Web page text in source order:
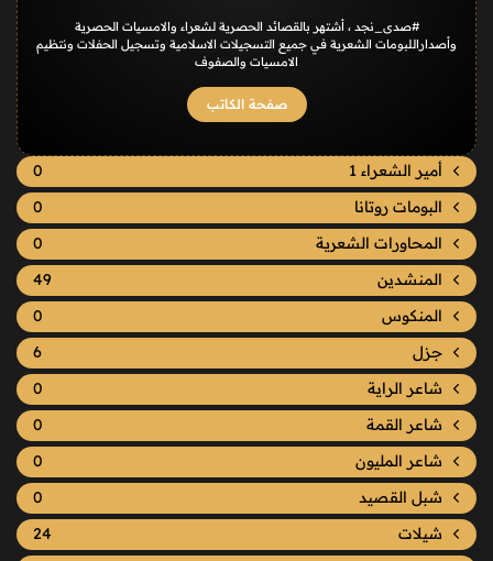
#صدى_نجد ، أشتهر بالقصائد الحصرية لشعراء والامسيات الحصرية
وأصداراللبومات الشعرية في جميع التسجيلات الاسلامية وتسجيل الحفلات ونتظيم
الامسيات والصفوف
صفحة الكاتب
أمير الشعراء 1
0
البومات روتانا
0
المحاورات الشعرية
0
المنشدين
49
المنكوس
0
جزل
6
شاعر الراية
0
شاعر القمة
0
شاعر المليون
0
شبل القصيد
0
شيلات
24